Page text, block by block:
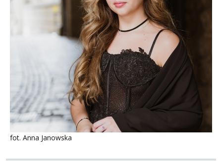
fot. Anna Janowska